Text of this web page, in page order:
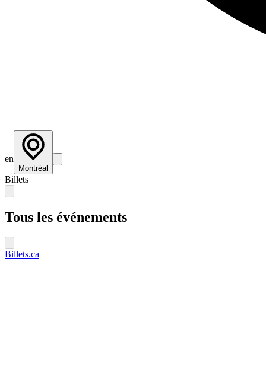
en
Montréal
Billets
Tous les événements
Billets.ca